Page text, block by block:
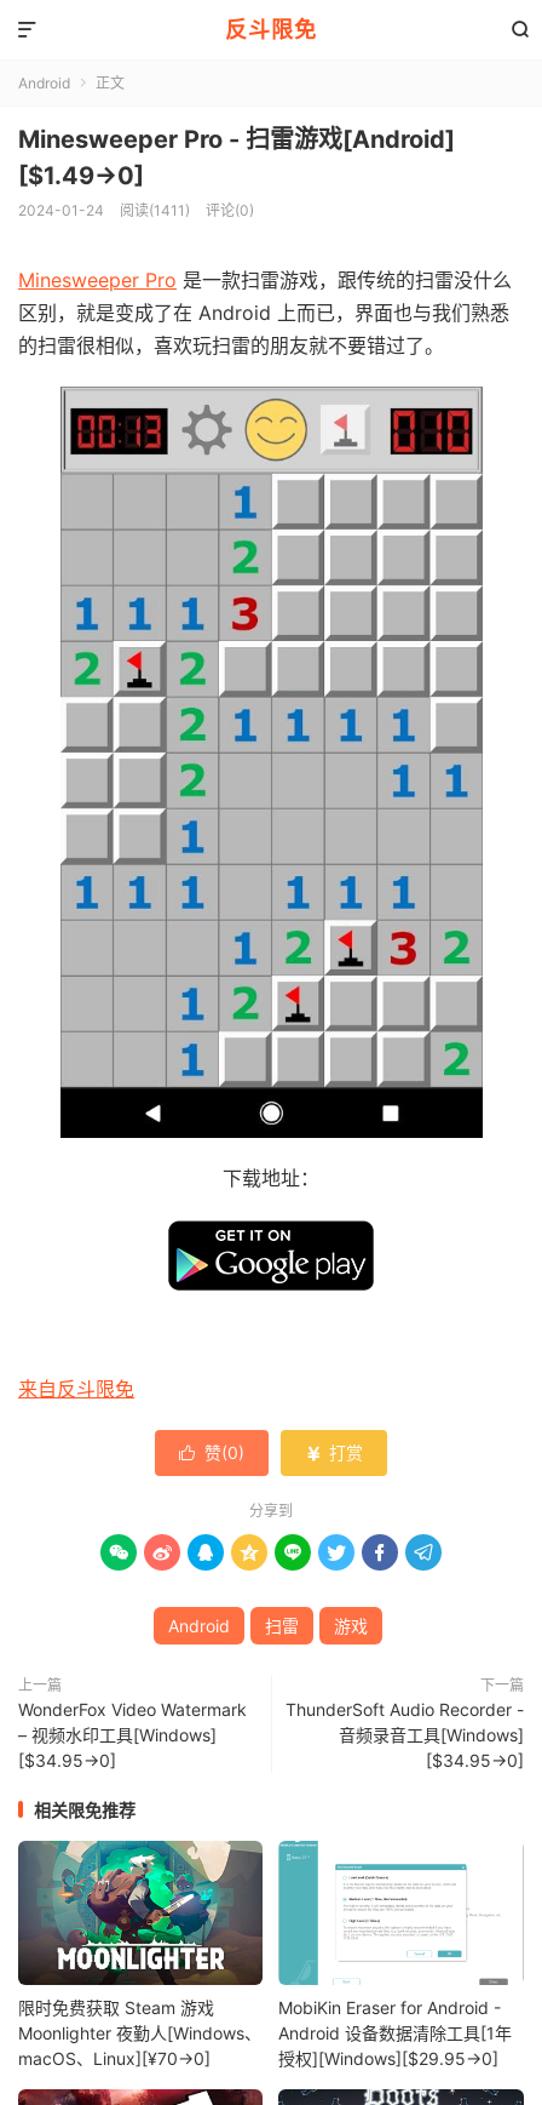
反斗限免 

Android  正文
Minesweeper Pro - 扫雷游戏[Android]
[$1.49→0]
2024-01-24 阅读(1411) 评论(0)
Minesweeper Pro 是一款扫雷游戏，跟传统的扫雷没什么
区别，就是变成了在 Android 上而已，界面也与我们熟悉
的扫雷很相似，喜欢玩扫雷的朋友就不要错过了。
下载地址：
来自反斗限免
 赞(0)  打赏
分享到
       
Android 扫雷 游戏
上一篇
WonderFox Video Watermark
– 视频水印工具[Windows]
[$34.95→0]
下一篇
ThunderSoft Audio Recorder -
音频录音工具[Windows]
[$34.95→0]
相关限免推荐
限时免费获取 Steam 游戏
Moonlighter 夜勤人[Windows、
macOS、Linux][¥70→0]
MobiKin Eraser for Android -
Android 设备数据清除工具[1年
授权][Windows][$29.95→0]